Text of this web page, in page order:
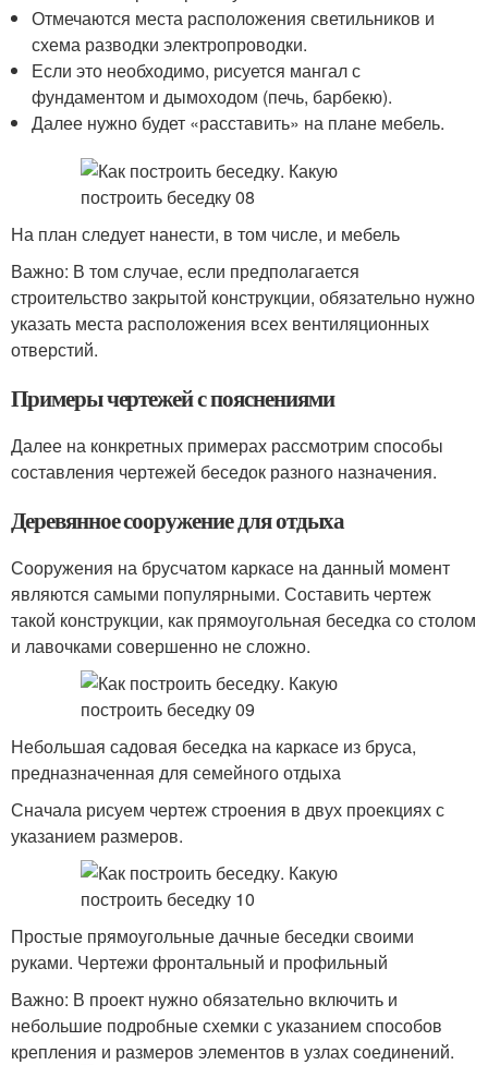
Отмечаются места расположения светильников и
схема разводки электропроводки.
Если это необходимо, рисуется мангал с
фундаментом и дымоходом (печь, барбекю).
Далее нужно будет «расставить» на плане мебель.
На план следует нанести, в том числе, и мебель
Важно: В том случае, если предполагается
строительство закрытой конструкции, обязательно нужно
указать места расположения всех вентиляционных
отверстий.
Примеры чертежей с пояснениями
Далее на конкретных примерах рассмотрим способы
составления чертежей беседок разного назначения.
Деревянное сооружение для отдыха
Сооружения на брусчатом каркасе на данный момент
являются самыми популярными. Составить чертеж
такой конструкции, как прямоугольная беседка со столом
и лавочками совершенно не сложно.
Небольшая садовая беседка на каркасе из бруса,
предназначенная для семейного отдыха
Сначала рисуем чертеж строения в двух проекциях с
указанием размеров.
Простые прямоугольные дачные беседки своими
руками. Чертежи фронтальный и профильный
Важно: В проект нужно обязательно включить и
небольшие подробные схемки с указанием способов
крепления и размеров элементов в узлах соединений.